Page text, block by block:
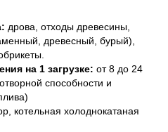
дрова, отходы древесины,
древесный, бурый),
на 1 загрузке: от 8 до 24
способности и
котельная холоднокатаная